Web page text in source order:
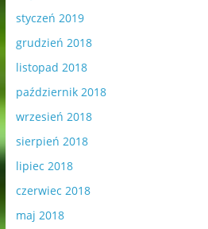
styczeń 2019
grudzień 2018
listopad 2018
październik 2018
wrzesień 2018
sierpień 2018
lipiec 2018
czerwiec 2018
maj 2018